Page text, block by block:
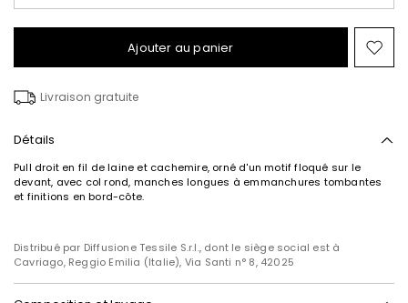
Ajouter au panier
Livraison gratuite
Détails
Pull droit en fil de laine et cachemire, orné d'un motif floqué sur le
devant, avec col rond, manches longues à emmanchures tombantes
et finitions en bord-côte.
Distribué par Diffusione Tessile S.r.l., dont le siège social est à
Cavriago, Reggio Emilia (Italie), Via Santi n° 8, 42025